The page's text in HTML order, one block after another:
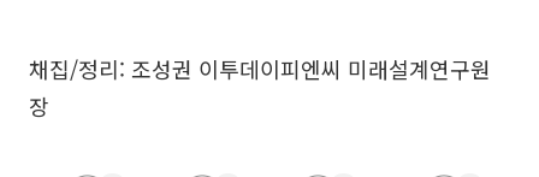
채집/정리: 조성권 이투데이피엔씨 미래설계연구원
장